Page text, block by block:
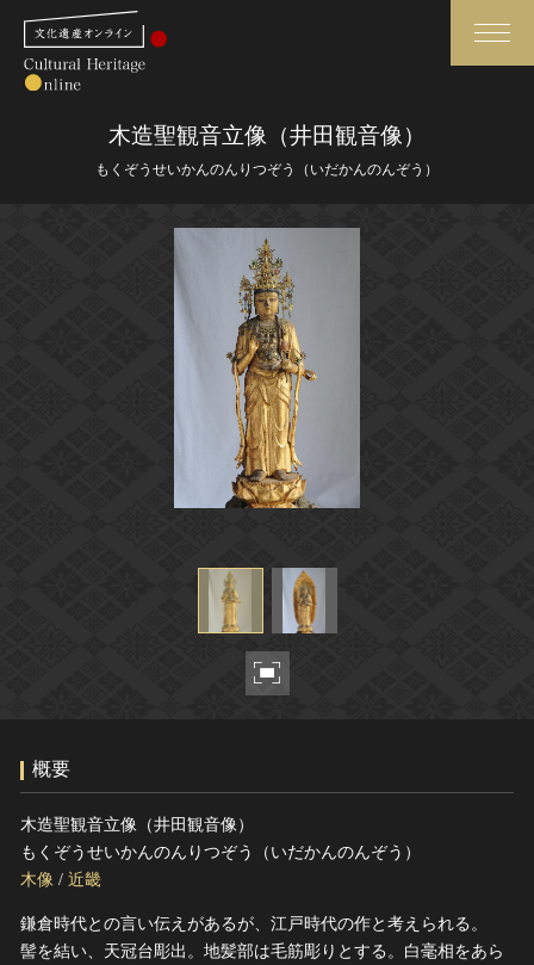
さらに詳細検索
全国の美術館・博物館
媒体資料・関連記事等
博物館、美術館の皆さまへ
文化庁よりご挨拶
今月のみどころ
お知らせ一覧
このサイトについて
関連サイトリンク
サイトマップ
サイトのご意見はこちら
文化遺産データベース
国指定文化財等データベース
木造聖観音立像（井田観音像）
もくぞうせいかんのんりつぞう（いだかんのんぞう）
概要
木造聖観音立像（井田観音像）
もくぞうせいかんのんりつぞう（いだかんのんぞう）
木像 / 近畿
鎌倉時代との言い伝えがあるが、江戸時代の作と考えられる。
髻を結い、天冠台彫出。地髪部は毛筋彫りとする。白毫相をあら